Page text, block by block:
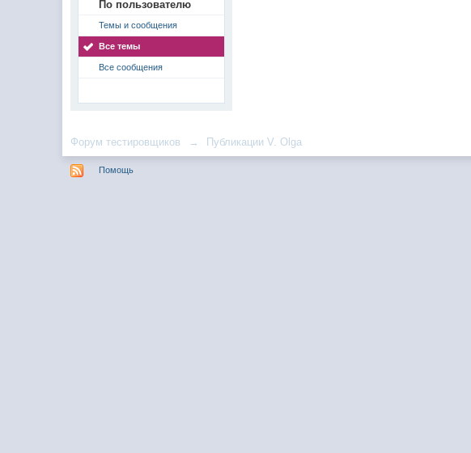
По пользователю
Темы и сообщения
Все темы
Все сообщения
Форум тестировщиков → Публикации V. Olga
Помощь